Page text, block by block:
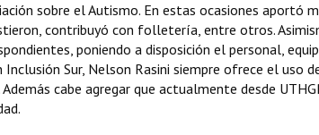
sobre el Autismo. En estas ocasiones aportó
contribuyó con folletería, entre otros.
poniendo a disposición el personal,
Sur, Nelson Rasini siempre ofrece el uso
cabe agregar que actualmente desde